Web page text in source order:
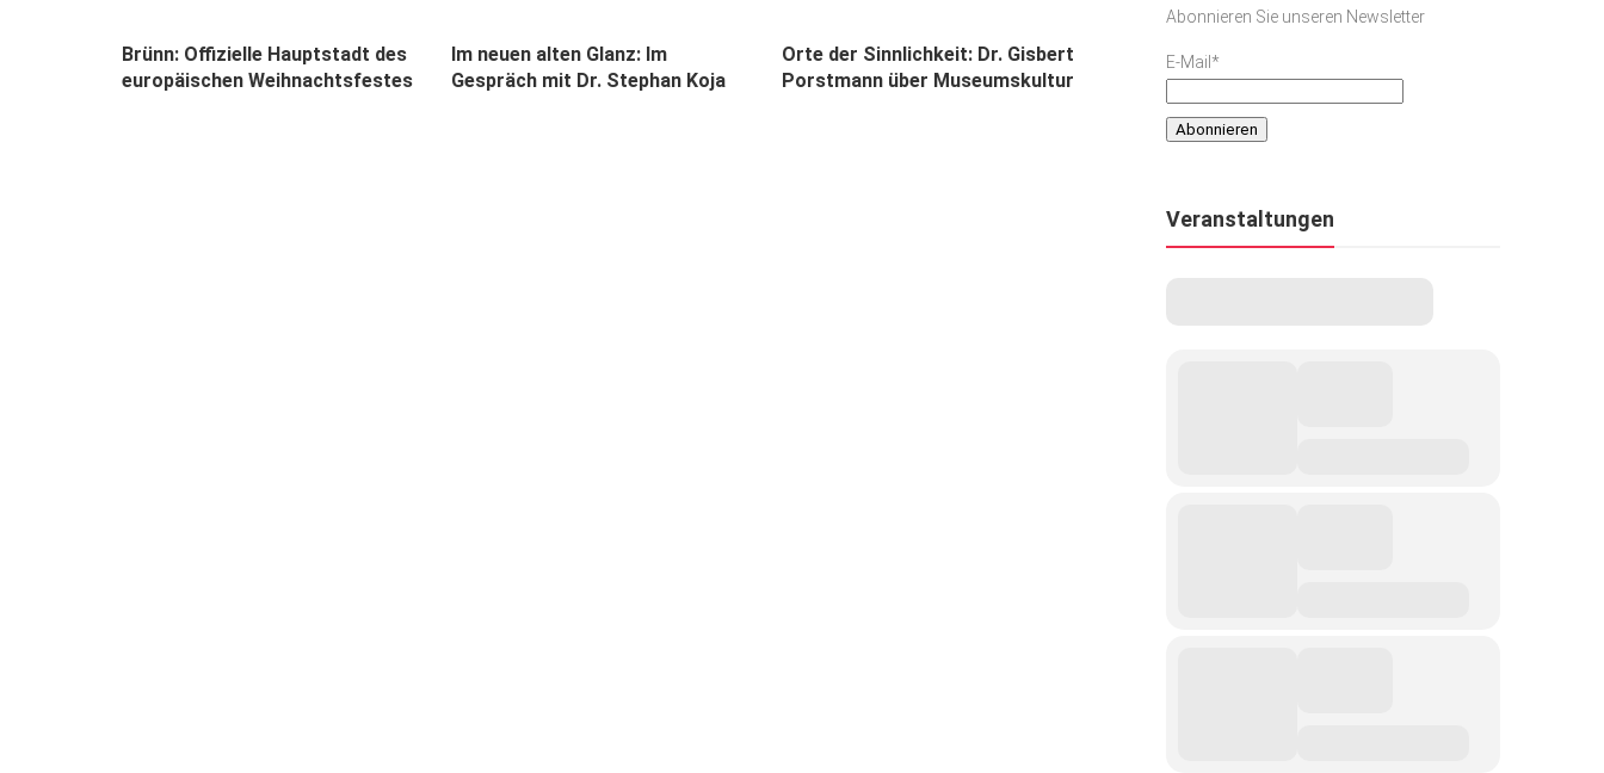
Brünn: Offizielle Hauptstadt des
europäischen Weih­nachts­festes
Im neuen alten Glanz: Im
Gespräch mit Dr. Stephan Koja
Orte der Sinnlichkeit: Dr. Gisbert
Porstmann über Museumskultur
Abonnieren Sie unseren Newsletter
E-Mail*
Veranstaltungen